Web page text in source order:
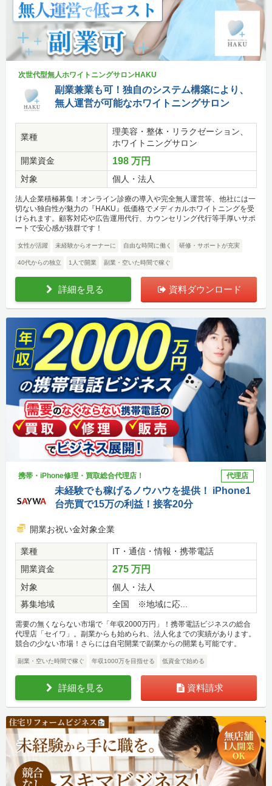
次世代型無人ホワイトニングサロンHAKU
副業兼業も可！独自のシステム構築により、
無人運営が可能なホワイトニングサロン
業種
理美容・整体・リラクゼーション、
ホワイトニングサロン
開業資金
198 万円
対象 個人・法人
法人企業積極募集！オンライン診療の導入や完全無人運営等、他社には一
切ない独自性が魅力の『HAKU』低価格でメディカルホワイトニングを受
けられます。顧客対応や広告運用代行、カウンセリング代行等手厚いサポ
ートで安心感が抜群です！
女性が活躍 未経験からオーナーに 自由な時間に働く 研修・サポートが充実
40代からの独立 1人で開業 副業・空いた時間で稼ぐ
詳細を見る 資料ダウンロード
携帯・iPhone修理・買取総合代理店！ 代理店
未経験でも稼げるノウハウを提供！ iPhone1
台売買で15万の利益！接客20分
開業お祝い金対象企業
業種
IT・通信・情報・携帯電話
開業資金
275 万円
対象
個人・法人
募集地域
全国 ※地域に応...
需要の無くならない市場で「年収2000万円」！携帯電話ビジネスの総合
代理店「セイワ」。副業からも始められ、法人化までの実績があります。
競合の少ない市場！さらには自宅開業で副業からの開業も可能です。
副業・空いた時間で稼ぐ 年収1000万を目指せる 低資金で始める
詳細を見る 資料請求